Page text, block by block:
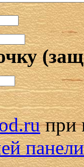
при
панели